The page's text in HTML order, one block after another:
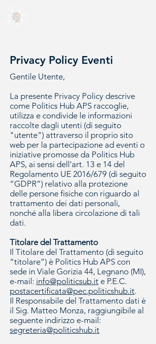
Privacy Policy Eventi
Gentile Utente,
La presente Privacy Policy descrive
come Politics Hub APS raccoglie,
utilizza e condivide le informazioni
raccolte dagli utenti (di seguito
"utente") attraverso il proprio sito
web per la partecipazione ad eventi o
iniziative promosse da Politics Hub
APS, ai sensi dell'art. 13 e 14 del
Regolamento UE 2016/679 (di seguito
“GDPR”) relativo alla protezione
delle persone fisiche con riguardo al
trattamento dei dati personali,
nonché alla libera circolazione di tali
dati.
Titolare del Trattamento
Il Titolare del Trattamento (di seguito
“titolare”) è Politics Hub APS con
sede in Viale Gorizia 44, Legnano (MI),
e-mail: info@politicsub.it e P.E.C.
postacertificata@pec.politicshub.it.
Il Responsabile del Trattamento dati è
il Sig. Matteo Monza, raggiungibile al
seguente indirizzo e-mail:
segreteria@politicshub.it